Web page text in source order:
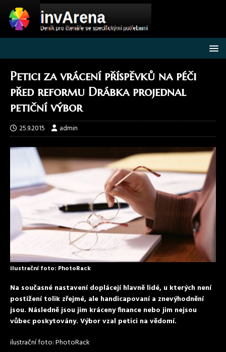
Petici za vrácení příspěvků na péči
před reformu Drábka projednal
petiční výbor
25.9.2015 admin
ilustrační foto: PhotoRack
Na současné nastavení doplácejí hlavně lidé, u kterých není
postižení tolik zřejmé, ale handicapovaní a znevýhodnění
jsou. Následně jsou jim kráceny finance nebo jim nejsou
vůbec poskytovány. Výbor vzal petici na vědomí.
ilustrační foto: PhotoRack